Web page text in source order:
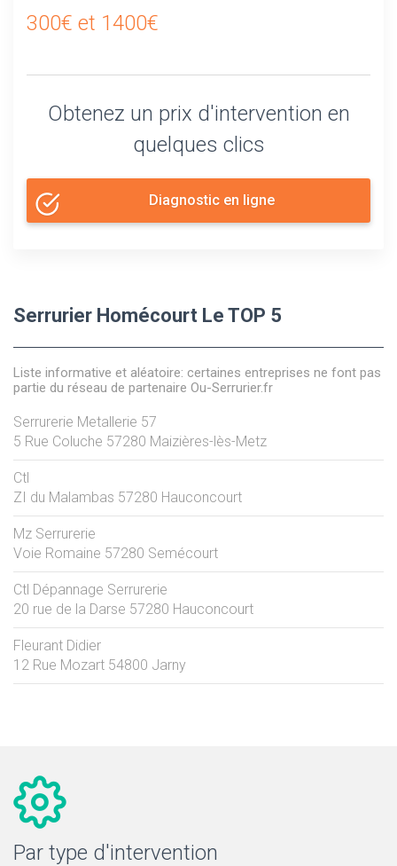
300€ et 1400€
Obtenez un prix d'intervention en
quelques clics
Diagnostic en ligne
Serrurier Homécourt Le TOP 5
Liste informative et aléatoire: certaines entreprises ne font pas
partie du réseau de partenaire Ou-Serrurier.fr
Serrurerie Metallerie 57
5 Rue Coluche 57280 Maizières-lès-Metz
Ctl
ZI du Malambas 57280 Hauconcourt
Mz Serrurerie
Voie Romaine 57280 Semécourt
Ctl Dépannage Serrurerie
20 rue de la Darse 57280 Hauconcourt
Fleurant Didier
12 Rue Mozart 54800 Jarny
Par type d'intervention